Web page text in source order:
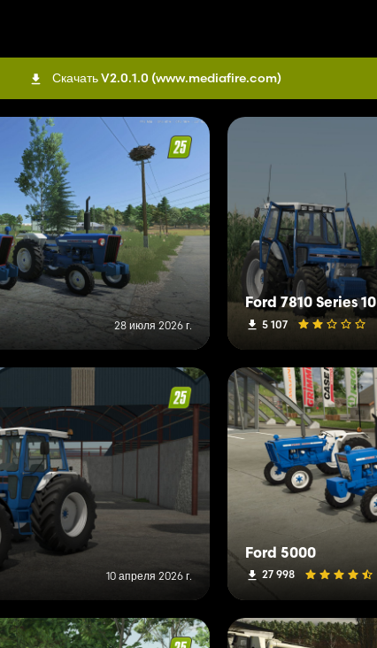
Скачать V2.0.1.0 (www.mediafire.com)
28 июля 2026 г.
Ford 7810 Series 10
5 107
10 апреля 2026 г.
Ford 5000
27 998